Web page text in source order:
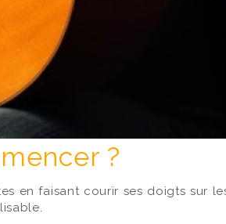
?
en faisant courir ses doigts sur